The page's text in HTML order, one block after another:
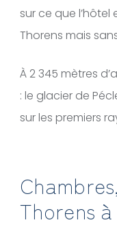
sur ce que l’hôtel
Thorens mais
À 2 345 mètres
: le glacier de
sur les premiers
Thorens